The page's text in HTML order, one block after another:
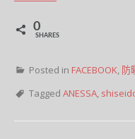
0
SHARES
Posted in FACEBOOK, 防
Tagged ANESSA,